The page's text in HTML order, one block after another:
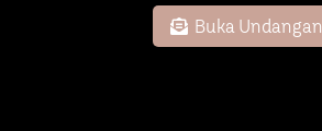
Buka Undangan